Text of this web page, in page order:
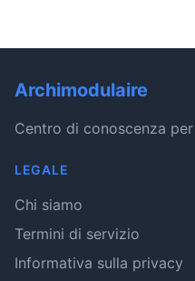
Archimodulaire
Centro di conoscenza
LEGALE
Chi siamo
Termini di servizio
Informativa sulla privacy